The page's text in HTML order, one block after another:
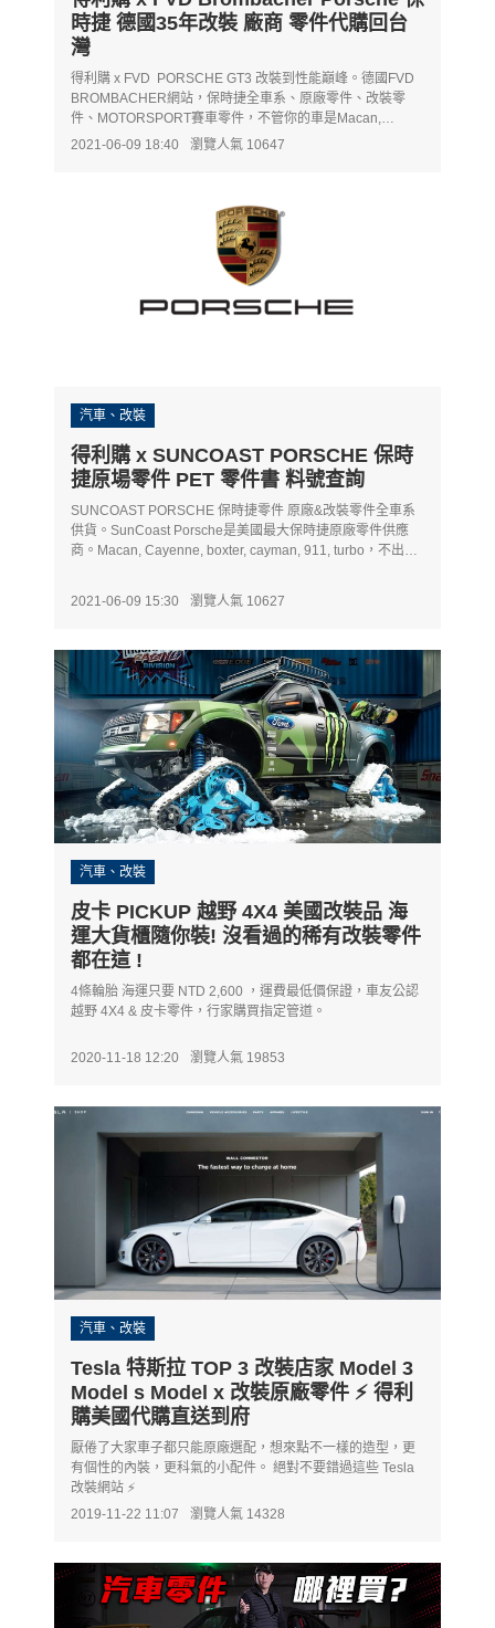
時捷 德國35年改裝 廠商 零件代購回台
灣
得利購 x FVD PORSCHE GT3 改裝到性能巔峰。德國FVD
BROMBACHER網站，保時捷全車系、原廠零件、改裝零
件、MOTORSPORT賽車零件，不管你的車是Macan,
Cayenne, boxter, cayman, 911, turbo，還是賽車場上的保時
2021-06-09 18:40 瀏覽人氣 10647
汽車、改裝
得利購 x SUNCOAST PORSCHE 保時
捷原場零件 PET 零件書 料號查詢
SUNCOAST PORSCHE 保時捷零件 原廠&改裝零件全車系
供貨。SunCoast Porsche是美國最大保時捷原廠零件供應
商。Macan, Cayenne, boxter, cayman, 911, turbo，不出國
2021-06-09 15:30
瀏覽人氣 10627
汽車、改裝
皮卡 PICKUP 越野 4X4 美國改裝品 海
運大貨櫃隨你裝! 沒看過的稀有改裝零件
都在這 !
4條輪胎 海運只要 NTD 2,600 ，運費最低價保證，車友公認
越野 4X4 & 皮卡零件，行家購買指定管道。
2020-11-18 12:20 瀏覽人氣 19853
汽車、改裝
Tesla 特斯拉 TOP 3 改裝店家 Model 3
Model s Model x 改裝原廠零件 ⚡ 得利
購美國代購直送到府
厭倦了大家車子都只能原廠選配，想來點不一樣的造型，更
有個性的內裝，更科氣的小配件。 絕對不要錯過這些 Tesla
改裝網站 ⚡
2019-11-22 11:07
瀏覽人氣 14328